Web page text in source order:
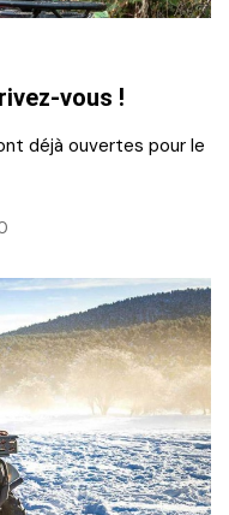
vous !
déjà ouvertes pour le